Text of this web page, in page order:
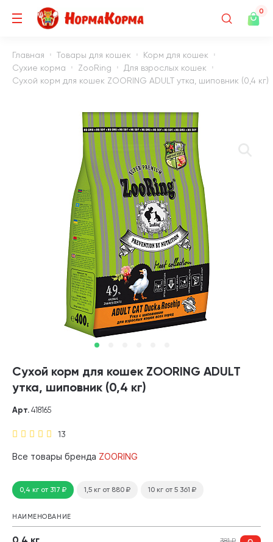
0
Главная Товары для кошек
Корм для кошек
Сухие корма
ZooRing
Для взрослых кошек
Сухой корм для кошек ZOORING ADULT утка, шиповник (0,4 кг)
Сухой корм для кошек ZOORING ADULT
утка, шиповник (0,4 кг)
13
Арт. 418165
Все товары бренда ZOORING
0,4 кг от 317₽ 1,5 кг от 880 ₽ 10 кг от 5 361 ₽
НАИМЕНОВАНИЕ